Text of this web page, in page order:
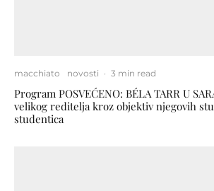
macchiato novosti · 3 min read
Program POSVEĆENO: BÉLA TARR U
velikog reditelja kroz objektiv njegovih
studentica